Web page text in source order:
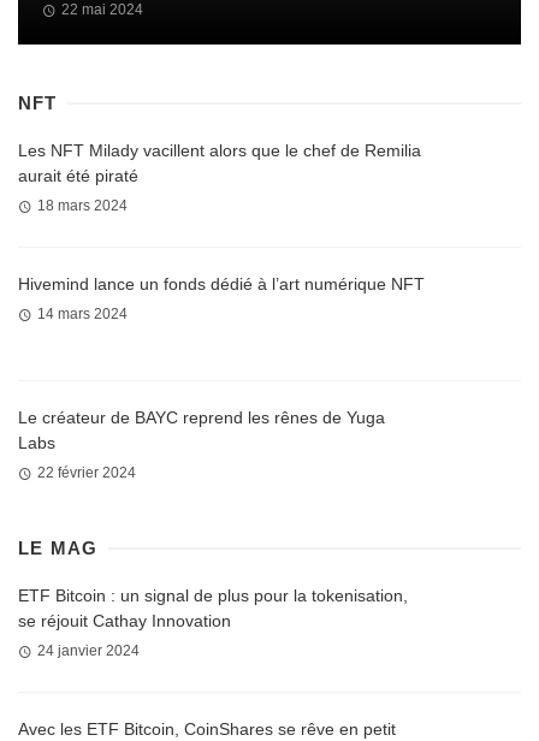
22 mai 2024
NFT
Les NFT Milady vacillent alors que le chef de Remilia
aurait été piraté
18 mars 2024
Hivemind lance un fonds dédié à l’art numérique NFT
14 mars 2024
Le créateur de BAYC reprend les rênes de Yuga
Labs
22 février 2024
LE MAG
ETF Bitcoin : un signal de plus pour la tokenisation,
se réjouit Cathay Innovation
24 janvier 2024
Avec les ETF Bitcoin, CoinShares se rêve en petit